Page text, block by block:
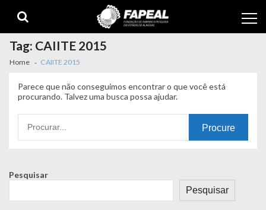
navigation
content
Tag: CAIITE 2015
Home CAIITE 2015
Parece que não conseguimos encontrar o que você está
procurando. Talvez uma busca possa ajudar.
por:
Pesquisar
Pesquisar